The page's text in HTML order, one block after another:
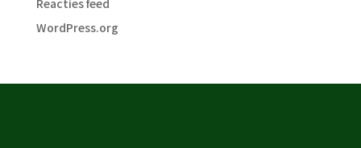
Reacties feed
WordPress.org